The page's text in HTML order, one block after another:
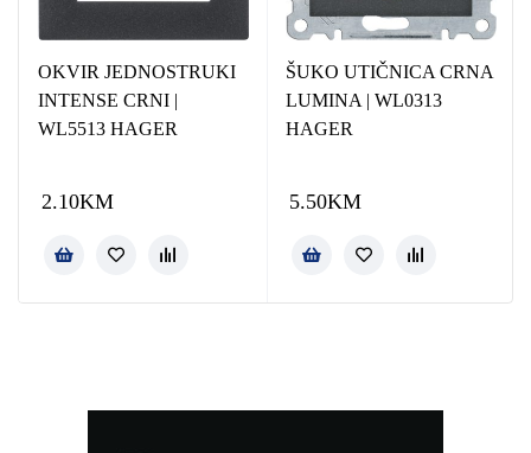
OKVIR JEDNOSTRUKI
INTENSE CRNI |
WL5513 HAGER
2.10KM
ŠUKO UTIČNICA CRNA
LUMINA | WL0313
HAGER
5.50KM